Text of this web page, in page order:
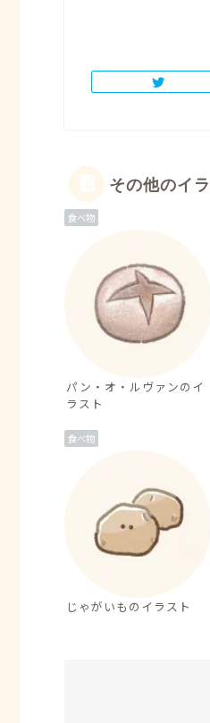
その他のイ
食べ物
パン・オ・ルヴァンのイ
ラスト
食べ物
じゃがいものイラスト